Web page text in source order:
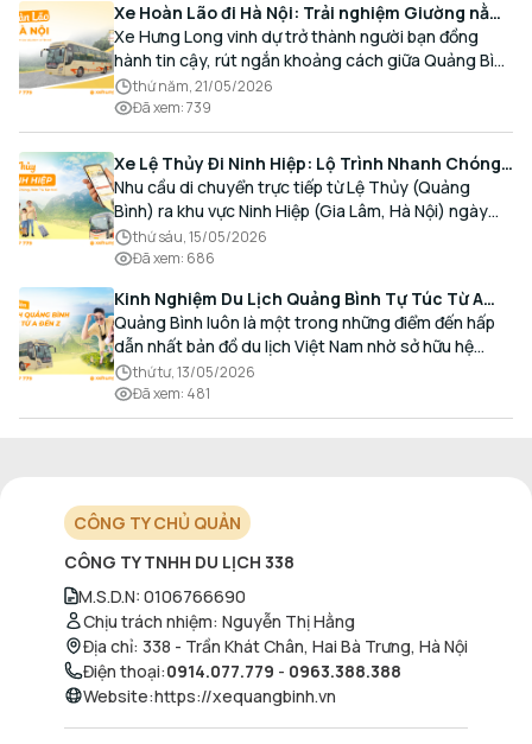
Xe Hoàn Lão đi Hà Nội: Trải nghiệm Giường nằm
Cao cấp, Đón trả Tận nơi
Xe Hưng Long vinh dự trở thành người bạn đồng
hành tin cậy, rút ngắn khoảng cách giữa Quảng Bình
và Thủ đô bằng chất lượng dịch vụ chuẩn mực.
thứ năm, 21/05/2026
Đã xem:739
Xe Lệ Thủy Đi Ninh Hiệp: Lộ Trình Nhanh Chóng,
Đón Trả Tận Nơi
Nhu cầu di chuyển trực tiếp từ Lệ Thủy (Quảng
Bình) ra khu vực Ninh Hiệp (Gia Lâm, Hà Nội) ngày
càng gia tăng, đặc biệt đối với các hành khách có
nhu cầu giao thương, kinh doanh và mua sắm.
thứ sáu, 15/05/2026
Đã xem: 686
Kinh Nghiệm Du Lịch Quảng Bình Tự Túc Từ A
Đến Z Chi Tiết Nhất
Quảng Bình luôn là một trong những điểm đến hấp
dẫn nhất bản đồ du lịch Việt Nam nhờ sở hữu hệ
thống hang động kỳ vĩ, những bãi biển hoang sơ và
nét ẩm thực đậm đà bản sắc.
thứ tư, 13/05/2026
Đã xem: 481
CÔNG TY CHỦ QUẢN
CÔNG TY TNHH DU LỊCH 338
M.S.D.N: 0106766690
Chịu trách nhiệm: Nguyễn Thị Hằng
Địa chỉ: 338 - Trần Khát Chân, Hai Bà Trưng, Hà Nội
Điện thoại:0914.077.779 - 0963.388.388
Website:https://xequangbinh.vn